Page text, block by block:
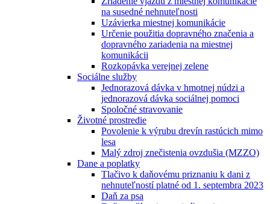
na susedné nehnuteľnosti
Uzávierka miestnej komunikácie
Určenie použitia dopravného značenia a
dopravného zariadenia na miestnej
komunikácii
Rozkopávka verejnej zelene
Sociálne služby
Jednorazová dávka v hmotnej núdzi a
jednorazová dávka sociálnej pomoci
Spoločné stravovanie
Životné prostredie
Povolenie k výrubu drevín rastúcich mimo
lesa
Malý zdroj znečistenia ovzdušia (MZZO)
Dane a poplatky
Tlačivo k daňovému priznaniu k dani z
nehnuteľností platné od 1. septembra 2023
Daň za psa